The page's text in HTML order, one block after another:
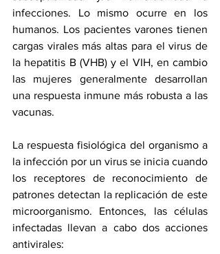
infecciones. Lo mismo ocurre en los
humanos. Los pacientes varones tienen
cargas virales más altas para el virus de
la hepatitis B (VHB) y el VIH, en cambio
las mujeres generalmente desarrollan
una respuesta inmune más robusta a las
vacunas.
La respuesta fisiológica del organismo a
la infección por un virus se inicia cuando
los receptores de reconocimiento de
patrones detectan la replicación de este
microorganismo. Entonces, las células
infectadas llevan a cabo dos acciones
antivirales: